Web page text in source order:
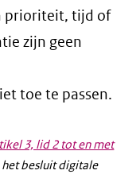
prioriteit, tijd of
zijn geen
toe te passen.
3, lid 2 tot en met
het besluit digitale